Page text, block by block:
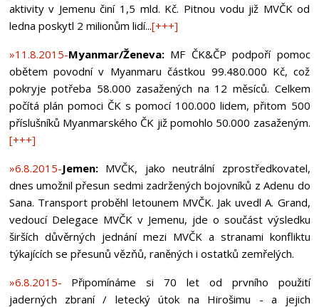
aktivity v Jemenu činí 1,5 mld. Kč. Pitnou vodu již MVČK od
ledna poskytl 2 milionům lidí...[+++]
»11.8.2015-Myanmar/Ženeva: MF ČK&ČP podpoří pomoc
obětem povodní v Myanmaru částkou 99.480.000 Kč, což
pokryje potřeba 58.000 zasažených na 12 měsíců. Celkem
počítá plán pomoci ČK s pomocí 100.000 lidem, přitom 500
příslušníků Myanmarského ČK již pomohlo 50.000 zasaženým.
[+++]
»6.8.2015-Jemen: MVČK, jako neutrální zprostředkovatel,
dnes umožnil přesun sedmi zadržených bojovníků z Adenu do
Sana. Transport proběhl letounem MVČK. Jak uvedl A. Grand,
vedoucí Delegace MVČK v Jemenu, jde o součást výsledku
širších důvěrných jednání mezi MVČK a stranami konfliktu
týkajících se přesunů vězňů, raněných i ostatků zemřelých.
»6.8.2015-
Připomínáme si 70 let od prvního použití
jaderných zbraní / letecký útok na Hirošimu - a jejich